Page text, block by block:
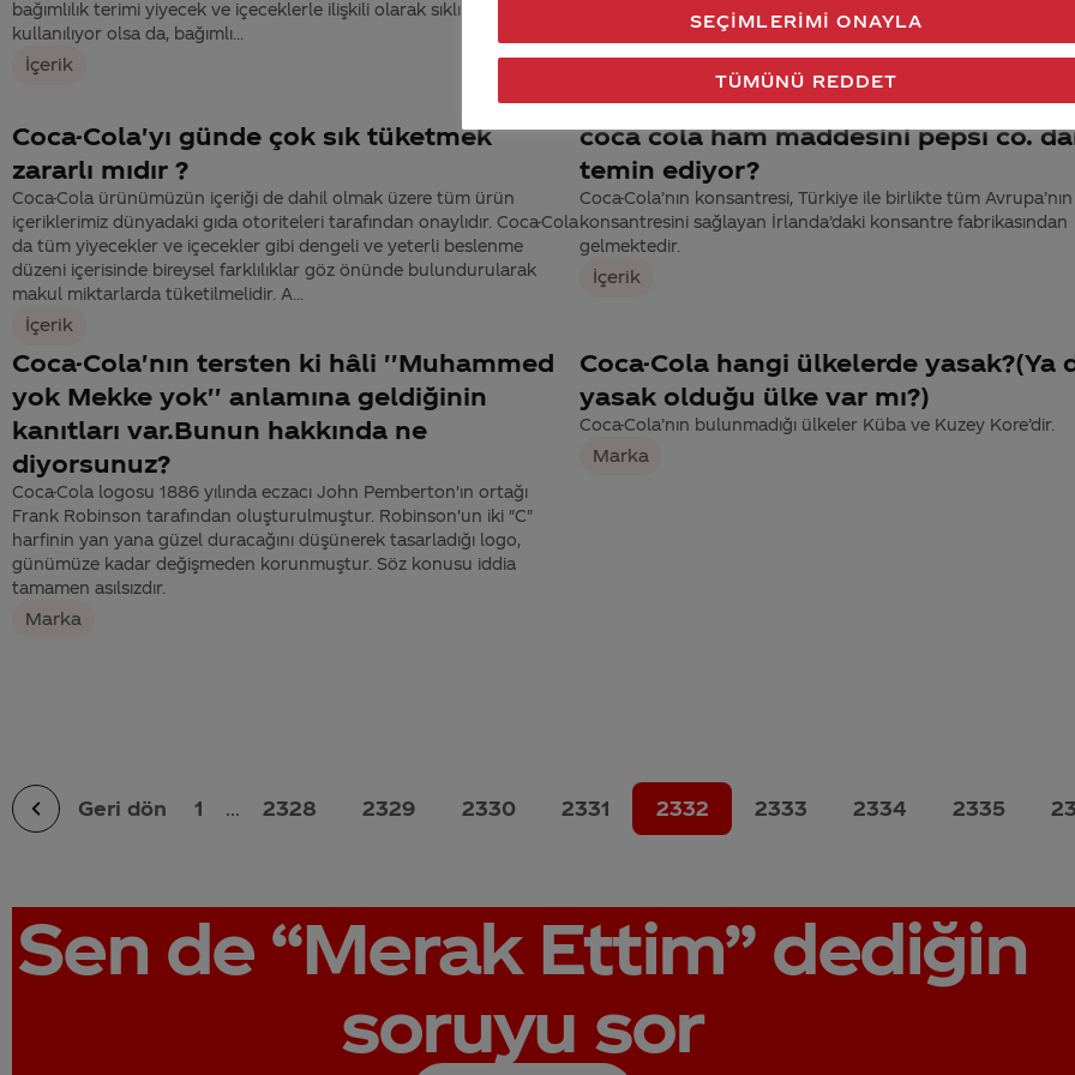
bağımlılık terimi yiyecek ve içeceklerle ilişkili olarak sıklıkla
kullanılıyor olsa da, bağımlı...
İçerik
Coca-Cola Zero düşük kalorili ürün portföyümüzde yer
Coca-Cola Zero’da kullanılan tatlandırıcılar aspartam,
Coca-Cola'yı günde çok sık tüketmek
zararlı mıdır ?
Coca-Cola ürünümüzün içeriği de dahil olmak üzere tüm ürün
içeriklerimiz dünyadaki gıda otoriteleri tarafından onaylıdır. Coca-Cola
da tüm yiyecekler ve içecekler gibi dengeli ve yeterli beslenme
düzeni içerisinde bireysel farklılıklar göz önünde bulundurularak
makul miktarlarda tüketilmelidir. A...
İçerik
coca cola ham maddesini pepsı co.
temin ediyor?
Coca-Cola’nın konsantresi, Türkiye ile birlikte tüm
konsantresini sağlayan İrlanda’daki konsantre fabrikasından
gelmektedir.
İçerik
Coca-Cola'nın tersten ki hâli ''Muhammed
yok Mekke yok'' anlamına geldiğinin
kanıtları var.Bunun hakkında ne
diyorsunuz?
Coca-Cola logosu 1886 yılında eczacı John Pemberton'ın ortağı
Frank Robinson tarafından oluşturulmuştur. Robinson'un iki "C"
harfinin yan yana güzel duracağını düşünerek tasarladığı logo,
günümüze kadar değişmeden korunmuştur. Söz konusu iddia
tamamen asılsızdır.
Marka
Coca-Cola hangi ülkelerde yasak?(Ya
yasak olduğu ülke var mı?)
Coca-Cola’nın bulunmadığı ülkeler Küba ve Kuzey Kore’dir.
Marka
Geri dön 1 ... 2328 2329 2330 2331 2332 2333 2334 2335
Sen de “Merak Ettim”dediğin
soruyu sor
TÜMÜNÜ REDDET
SEÇIMLERIMI ONAYLA